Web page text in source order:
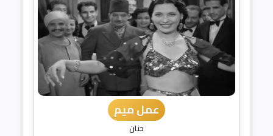
عمل ميم
حنان